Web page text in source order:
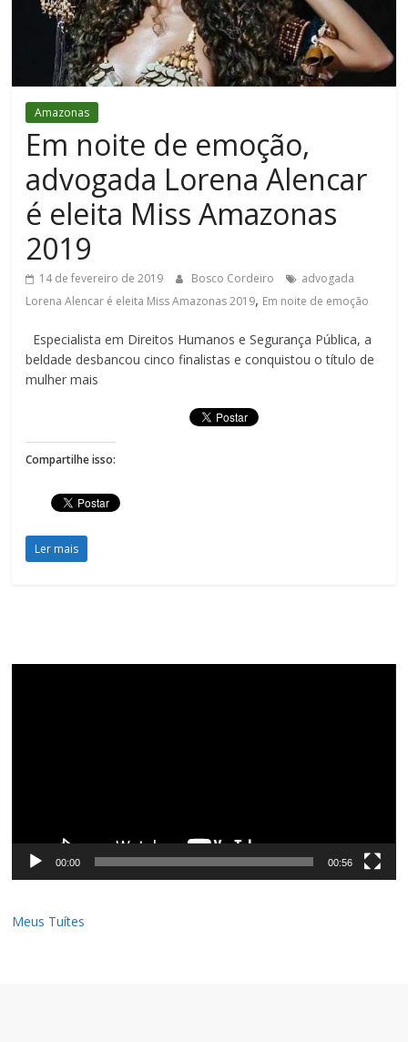
Figueiredo
Amazonas
Em noite de emoção,
advogada Lorena Alencar
é eleita Miss Amazonas
2019
14 de fevereiro de 2019 Bosco Cordeiro
advogada
Lorena Alencar é eleita Miss Amazonas 2019, Em noite de emoção
Especialista em Direitos Humanos e Segurança Pública, a
beldade desbancou cinco finalistas e conquistou o título de
mulher mais
Compartilhe isso:
Ler mais
00:00 00:56
Meus Tuítes